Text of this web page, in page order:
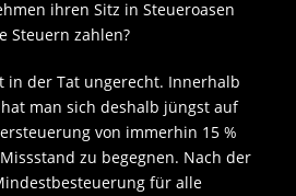
ihren Sitz in Steueroasen
Steuern zahlen?
in der Tat ungerecht. Innerhalb
man sich deshalb jüngst auf
von immerhin 15 %
zu begegnen. Nach der
für alle